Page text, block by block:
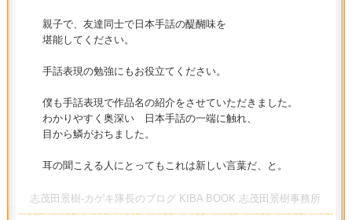
親子で、友達同士で日本手話の醍醐味を
堪能してください。
手話表現の勉強にもお役立てください。
僕も手話表現で作品名の紹介をさせていただきました。
わかりやすく奥深い 日本手話の一端に触れ、
目から鱗がおちました。
耳の聞こえる人にとってもこれは新しい言葉だ、と。
志茂田景樹-カゲキ隊長のブログ KIBA BOOK 志茂田景樹事務所